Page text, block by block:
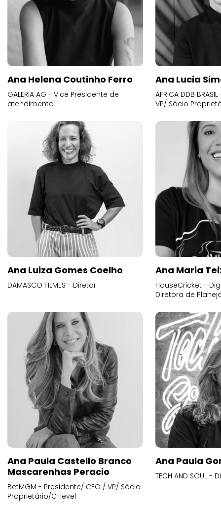
Ana Helena Coutinho Ferro
GALERIA AG - Vice Presidente de
atendimento
Ana Lucia
AFRICA DDB
VP/ Sócio
Ana Luiza Gomes Coelho
DAMASCO FILMES - Diretor
Ana Maria
HouseCricket -
Diretora de
Ana Paula Castello Branco
Mascarenhas Peracio
BetMGM - Presidente/ CEO / VP/ Sócio
Proprietário/C-level
Ana Paula
TECH AND SOUL